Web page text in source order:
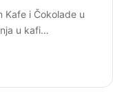
Kafe i Čokolade u
u kafi…